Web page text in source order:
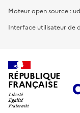
Moteur open source :
Interface utilisateur de
RÉPUBLIQUE
FRANÇAISE